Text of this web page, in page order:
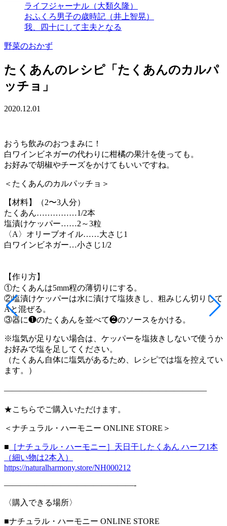
ライフジャーナル（大類久隆）
おふくろ男子の歳時記（井上智晃）
我、四十にして主夫となる
野菜のおかず
たくあんのレシピ「たくあんのカルパ
ッチョ」
2020.12.01
おうち飲みのおつまみに！
白ワインビネガーの代わりに柑橘の果汁を使っても。
お好みで胡椒やチーズをかけてもいいですね。
＜たくあんのカルパッチョ＞
【材料】（2〜3人分）
たくあん……………1/2本
塩漬けケッパー……2～3粒
〈A〉オリーブオイル……大さじ1
白ワインビネガー…小さじ1/2
【作り方】
①たくあんは5mm程の薄切りにする。
②塩漬けケッパーは水に漬けて塩抜きし、粗みじん切りして
Aと混ぜる。
③器に❶のたくあんを並べて❷のソースをかける。
※塩気が足りない場合は、ケッパーを塩抜きしないで使うか
お好みで塩を足してください。
（たくあん自体に塩気があるため、レシピでは塩を控えてい
ます。）
—————————————————————————
★こちらでご購入いただけます。
＜ナチュラル・ハーモニー ONLINE STORE＞
■ ［ナチュラル・ハーモニー］天日干したくあん ハーフ1本
（細い物は2本入）
https://naturalharmony.store/NH000212
————————————————-
〈購入できる場所〉
■ナチュラル・ハーモニー ONLINE STORE